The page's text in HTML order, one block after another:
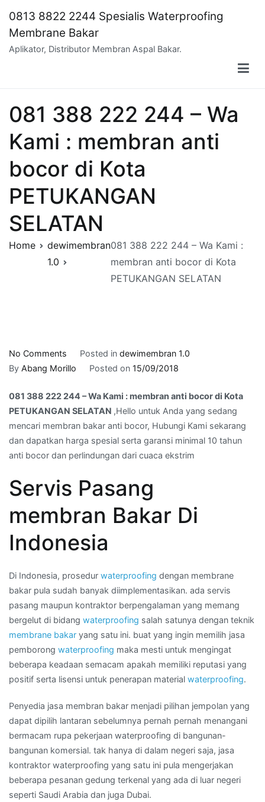
content
0813 8822 2244 Spesialis Waterproofing
Membrane Bakar
Aplikator, Distributor Membran Aspal Bakar.
081 388 222 244 – Wa
Kami : membran anti
bocor di Kota
PETUKANGAN
SELATAN
Home
dewimembran
1.0
081 388 222 244 – Wa Kami :
membran anti bocor di Kota
PETUKANGAN SELATAN
No Comments
081
222
244
–
Wa
Kami
membran
bocor
Kota
SELATAN
Posted in dewimembran 1.0
By Abang Morillo Posted on 15/09/2018
081 388 222 244 – Wa Kami : membran anti bocor di Kota
PETUKANGAN SELATAN ,Hello untuk Anda yang sedang
mencari membran bakar anti bocor, Hubungi Kami sekarang
dan dapatkan harga spesial serta garansi minimal 10 tahun
anti bocor dan perlindungan dari cuaca ekstrim
Servis Pasang
membran Bakar Di
Indonesia
Di Indonesia, prosedur waterproofing dengan membrane
bakar pula sudah banyak diimplementasikan. ada servis
pasang maupun kontraktor berpengalaman yang memang
bergelut di bidang waterproofing salah satunya dengan teknik
membrane bakar yang satu ini. buat yang ingin memilih jasa
pemborong waterproofing maka mesti untuk mengingat
beberapa keadaan semacam apakah memiliki reputasi yang
positif serta lisensi untuk penerapan material waterproofing.
Penyedia jasa membran bakar menjadi pilihan jempolan yang
dapat dipilih lantaran sebelumnya pernah pernah menangani
bermacam rupa pekerjaan waterproofing di bangunan-
bangunan komersial. tak hanya di dalam negeri saja, jasa
kontraktor waterproofing yang satu ini pula mengerjakan
beberapa pesanan gedung terkenal yang ada di luar negeri
seperti Saudi Arabia dan juga Dubai.